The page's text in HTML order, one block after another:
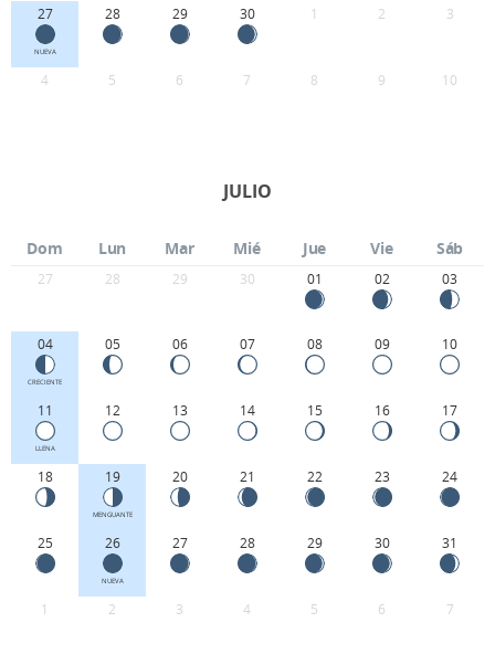
27
NUEVA
28 29 30 1 2 3
4 5 6 7 8 9 10
JULIO
Dom Lun Mar Mié Jue Vie Sáb
27 28 29 30 01 02 03
04
CRECIENTE
05 06 07 08 09 10
11
LLENA
12 13 14 15 16 17
18 19
MENGUANTE
20 21 22 23 24
25 26
NUEVA
27 28 29 30 31
1 2 3 4 5 6 7